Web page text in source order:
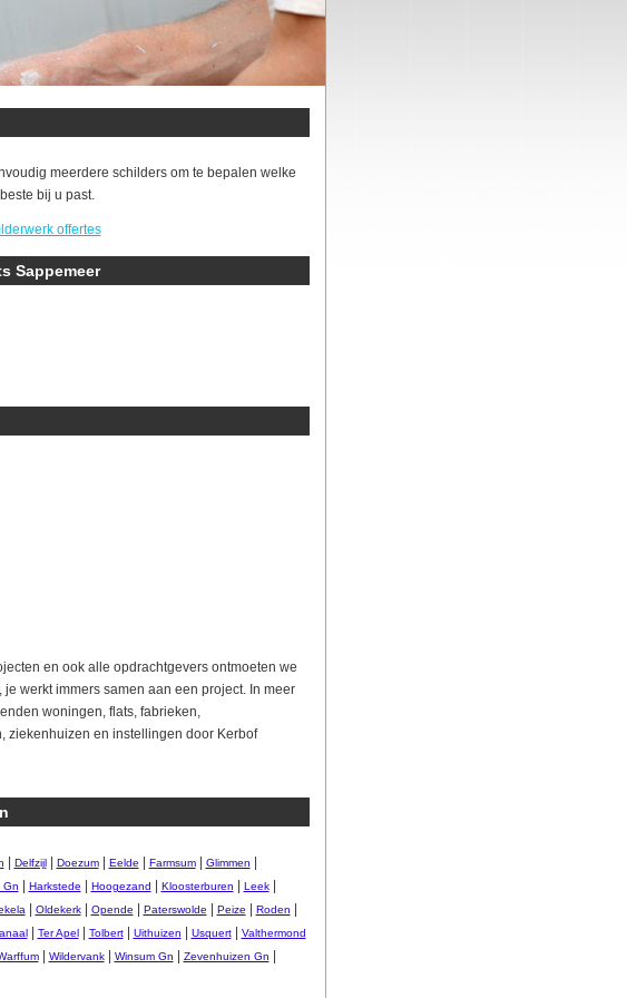
meerdere schilders om te bepalen welke
bij u past.
offertes
Sappemeer
en ook alle opdrachtgevers ontmoeten we
werkt immers samen aan een project. In meer
woningen, flats, fabrieken,
ziekenhuizen en instellingen door Kerbof
Delfzijl| Doezum| Eelde Farmsum| Glimmen
Gn Harkstede Hoogezand Kloosterburen Leek|
| Oldekerk| Opende Paterswolde Peize Roden
| Ter Apel| Tolbert| Uithuizen Usquert| Valthermond
| Wildervank| Winsum Gn Zevenhuizen Gn